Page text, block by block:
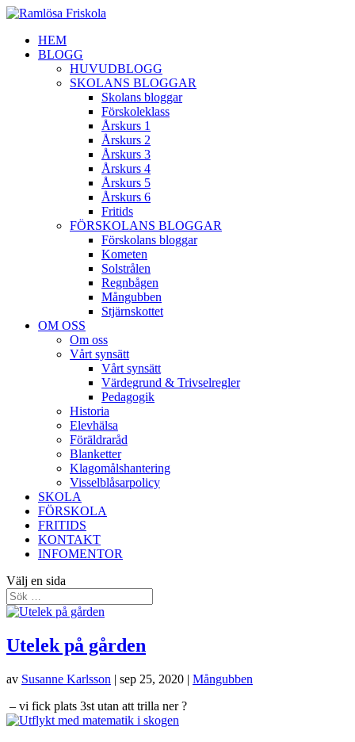
HEM
BLOGG
HUVUDBLOGG
SKOLANS BLOGGAR
Skolans bloggar
Förskoleklass
Årskurs 1
Årskurs 2
Årskurs 3
Årskurs 4
Årskurs 5
Årskurs 6
Fritids
FÖRSKOLANS BLOGGAR
Förskolans bloggar
Kometen
Solstrålen
Regnbågen
Mångubben
Stjärnskottet
OM OSS
Om oss
Vårt synsätt
Vårt synsätt
Värdegrund & Trivselregler
Pedagogik
Historia
Elevhälsa
Föräldraråd
Blanketter
Klagomålshantering
Visselblåsarpolicy
SKOLA
FÖRSKOLA
FRITIDS
KONTAKT
INFOMENTOR
Välj en sida
Utelek på gården
av Susanne Karlsson | sep 25, 2020 | Mångubben
– vi fick plats 3st utan att trilla ner ?